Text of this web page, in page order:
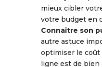
mieux cibler
votre budget en
Connaître son
autre astuce
optimiser le
ligne est de